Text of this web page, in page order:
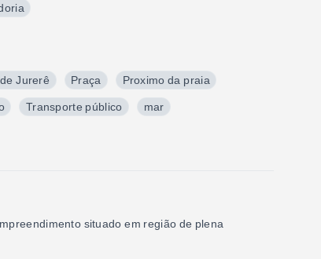
Jurerê Praça Proximo da praia
Transporte público mar
situado em região de plena